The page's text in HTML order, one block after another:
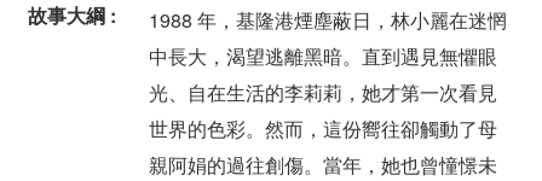
故事大綱 :
1988 年，基隆港煙塵蔽日，林小麗在迷惘
中長大，渴望逃離黑暗。直到遇見無懼眼
光、自在生活的李莉莉，她才第一次看見
世界的色彩。然而，這份嚮往卻觸動了母
親阿娟的過往創傷。當年，她也曾憧憬未